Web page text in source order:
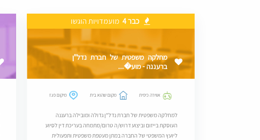
כבר 4 מועמדויות הוגשו
מחלקה משפטית של חברת נדל"ן
ברעננה - מוע�...
אווירה כיפית מקום שהוא בית מיקום פגז
למחלקה משפטית של חברת נדל"ן גדולה ומובילה ברעננה
העוסקת בייזום וביצוע דרוש/ה טרום/מתמחה בעריכת דין לסיוע
ליועץ המשפטי של החברה במתן מעטפת משפטית ותפעולית